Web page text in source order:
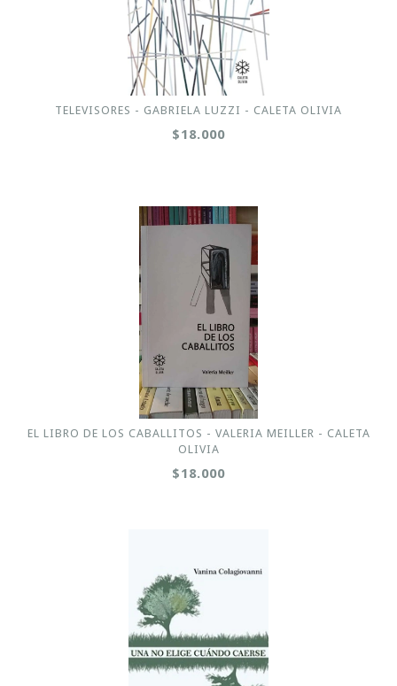
TELEVISORES - GABRIELA LUZZI - CALETA OLIVIA
$18.000
EL LIBRO DE LOS CABALLITOS - VALERIA MEILLER - CALETA
OLIVIA
$18.000